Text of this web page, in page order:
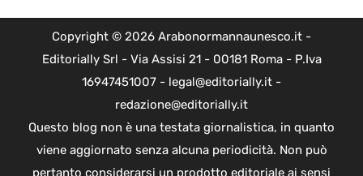
Copyright © 2026 Arabonormannaunesco.it -
Editorially Srl - Via Assisi 21 - 00181 Roma - P.Iva
16947451007 - legal@editorially.it -
redazione@editorially.it
Questo blog non è una testata giornalistica, in quanto
viene aggiornato senza alcuna periodicità. Non può
pertanto considerarsi un prodotto editoriale ai sensi